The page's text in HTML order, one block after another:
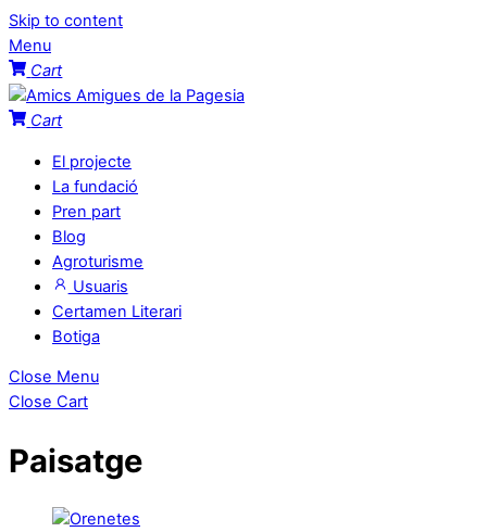
Skip to content
Menu
Cart
Cart
El projecte
La fundació
Pren part
Blog
Agroturisme
Usuaris
Certamen Literari
Botiga
Close Menu
Close Cart
Paisatge